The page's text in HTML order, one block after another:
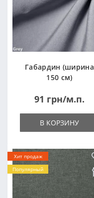
Габардин (ширина
150 см)
91 грн/м.п.
В КОРЗИНУ
Хит продаж
Популярный